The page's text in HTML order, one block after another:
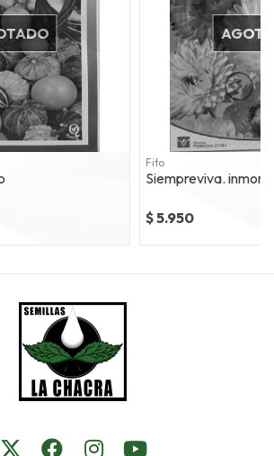
Fito
Siempreviva.
$ 5.950